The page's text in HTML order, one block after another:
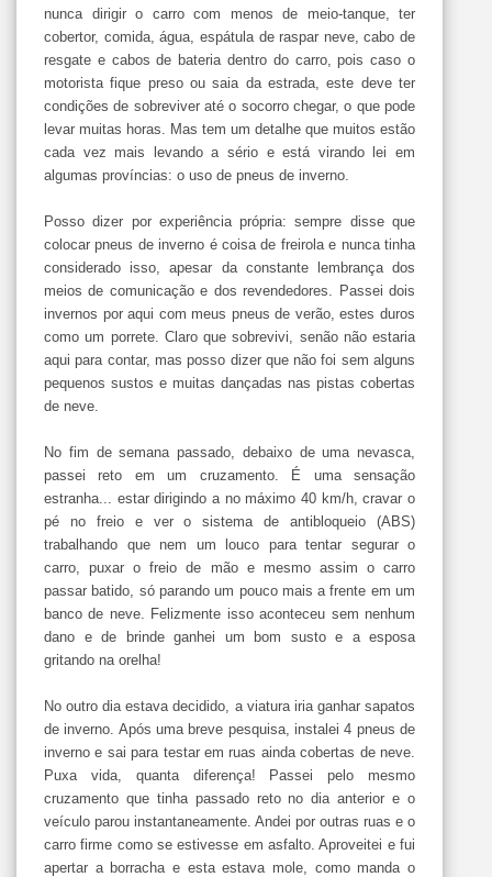
nunca dirigir o carro com menos de meio-tanque, ter
cobertor, comida, água, espátula de raspar neve, cabo de
resgate e cabos de bateria dentro do carro, pois caso o
motorista fique preso ou saia da estrada, este deve ter
condições de sobreviver até o socorro chegar, o que pode
levar muitas horas. Mas tem um detalhe que muitos estão
cada vez mais levando a sério e está virando lei em
algumas províncias: o uso de pneus de inverno.
Posso dizer por experiência própria: sempre disse que
colocar pneus de inverno é coisa de freirola e nunca tinha
considerado isso, apesar da constante lembrança dos
meios de comunicação e dos revendedores. Passei dois
invernos por aqui com meus pneus de verão, estes duros
como um porrete. Claro que sobrevivi, senão não estaria
aqui para contar, mas posso dizer que não foi sem alguns
pequenos sustos e muitas dançadas nas pistas cobertas
de neve.
No fim de semana passado, debaixo de uma nevasca,
passei reto em um cruzamento. É uma sensação
estranha... estar dirigindo a no máximo 40 km/h, cravar o
pé no freio e ver o sistema de antibloqueio (ABS)
trabalhando que nem um louco para tentar segurar o
carro, puxar o freio de mão e mesmo assim o carro
passar batido, só parando um pouco mais a frente em um
banco de neve. Felizmente isso aconteceu sem nenhum
dano e de brinde ganhei um bom susto e a esposa
gritando na orelha!
No outro dia estava decidido, a viatura iria ganhar sapatos
de inverno. Após uma breve pesquisa, instalei 4 pneus de
inverno e sai para testar em ruas ainda cobertas de neve.
Puxa vida, quanta diferença! Passei pelo mesmo
cruzamento que tinha passado reto no dia anterior e o
veículo parou instantaneamente. Andei por outras ruas e o
carro firme como se estivesse em asfalto. Aproveitei e fui
apertar a borracha e esta estava mole, como manda o